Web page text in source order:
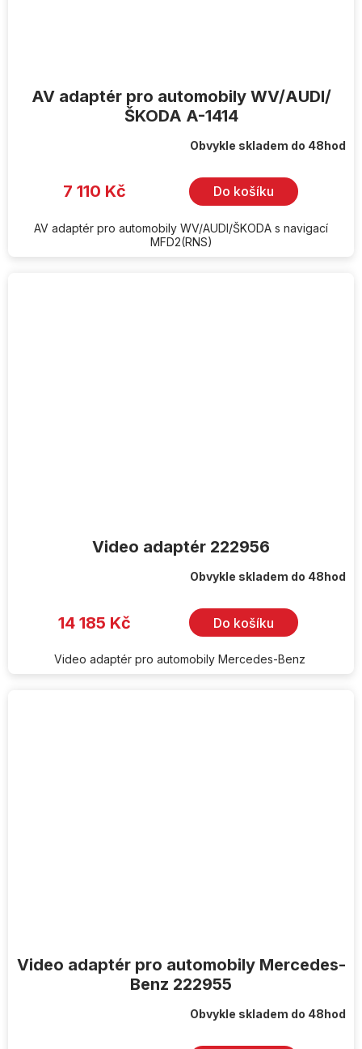
AV adaptér pro automobily WV/AUDI/
ŠKODA A-1414
Obvykle skladem do 48hod
7 110 Kč Do košíku
AV adaptér pro automobily WV/AUDI/ŠKODA s navigací
MFD2(RNS)
Video adaptér 222956
Obvykle skladem do 48hod
14 185 Kč Do košíku
Video adaptér pro automobily Mercedes-Benz
Video adaptér pro automobily Mercedes-
Benz 222955
Obvykle skladem do 48hod